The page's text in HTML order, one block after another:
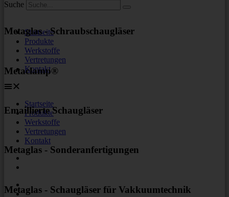
Suche
Startseite
Produkte
Werkstoffe
Vertretungen
Kontakt
Startseite
Produkte
Werkstoffe
Vertretungen
Kontakt
Metaglas - Schraubschaugläser
Metaclamp®
Emaillierte Schaugläser
Metaglas - Sonderanfertigungen
Metaglas - Schaugläser für Vakkuumtechnik